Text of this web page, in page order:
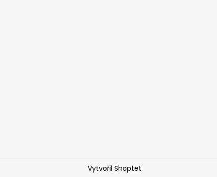
Vytvořil Shoptet